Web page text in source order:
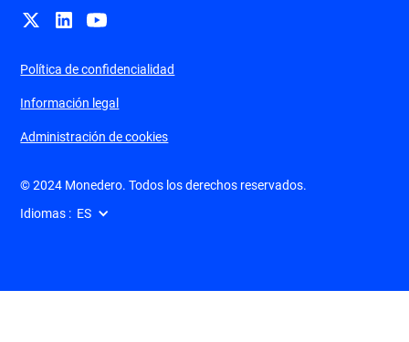
Idiomas : ES
© 2024 Monedero. Todos los derechos reservados.
Política de confidencialidad
Información legal
Administración de cookies